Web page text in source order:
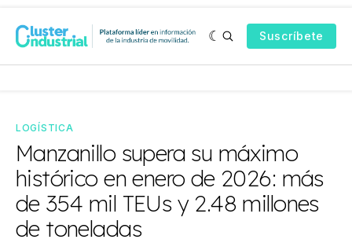
Suscríbete
LOGÍSTICA
Manzanillo supera su máximo
histórico en enero de 2026: más
de 354 mil TEUs y 2.48 millones
de toneladas